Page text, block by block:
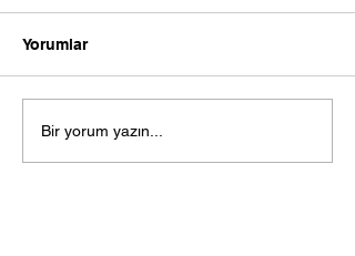
...
Yorumlar
Bir yorum yazın...